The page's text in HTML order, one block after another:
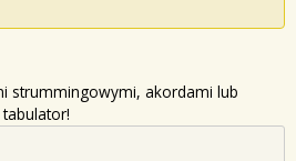
strummingowymi, akordami lub